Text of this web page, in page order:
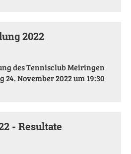
2022
des Tennisclub Meiringen
November 2022 um 19:30
- Resultate